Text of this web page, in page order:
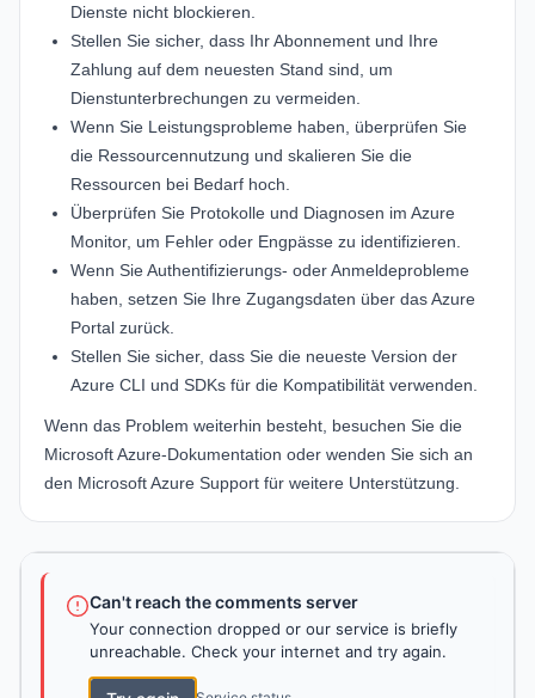
Dienste nicht blockieren.
Stellen Sie sicher, dass Ihr Abonnement und Ihre
Zahlung auf dem neuesten Stand sind, um
Dienstunterbrechungen zu vermeiden.
Wenn Sie Leistungsprobleme haben, überprüfen Sie
die Ressourcennutzung und skalieren Sie die
Ressourcen bei Bedarf hoch.
Überprüfen Sie Protokolle und Diagnosen im Azure
Monitor, um Fehler oder Engpässe zu identifizieren.
Wenn Sie Authentifizierungs- oder Anmeldeprobleme
haben, setzen Sie Ihre Zugangsdaten über dasAzure
Portal zurück.
Stellen Sie sicher, dass Sie die neueste Version der
Azure CLI und SDKs für die Kompatibilität verwenden.
Wenn das Problem weiterhin besteht, besuchen Sie die
Microsoft Azure-Dokumentation oder wenden Sie sich an
den Microsoft Azure Support für weitere Unterstützung.
Can't reach the comments server
Your connection dropped or our service is briefly
unreachable. Check your internet and try again.